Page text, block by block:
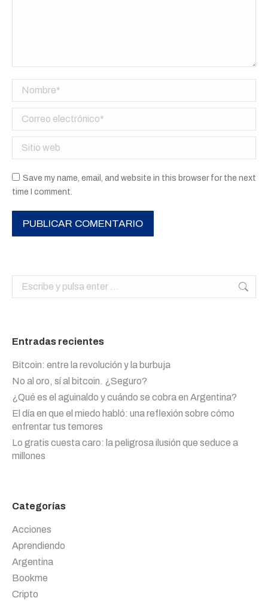
Nombre *
Correo electrónico *
Sitio web
Save my name, email, and website in this browser for the next
time I comment.
PUBLICAR COMENTARIO
Buscar:
Entradas recientes
Bitcoin: entre la revolución y la burbuja
No al oro, sí al bitcoin. ¿Seguro?
¿Qué es el aguinaldo y cuándo se cobra en Argentina?
El día en que el miedo habló: una reflexión sobre cómo
enfrentar tus temores
Lo gratis cuesta caro: la peligrosa ilusión que seduce a
millones
Categorías
Acciones
Aprendiendo
Argentina
Bookme
Cripto